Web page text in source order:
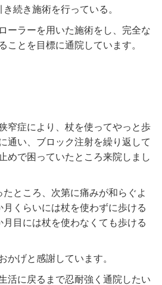
続き施術を行っている。
ーラーを用いた施術をし、完全な
ことを目標に通院しています。
窄症により、杖を使ってやっと歩
通い、ブロック注射を繰り返して
めで困っていたところ来院しまし
ところ、次第に痛みが和らぐよ
月くらいには杖を使わずに歩ける
目には杖を使わなくても歩ける
かげと感謝しています。
活に戻るまで忍耐強く通院したい